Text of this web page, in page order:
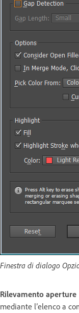
Finestra di dialogo
Rilevamento aperture
mediante l’elenco a